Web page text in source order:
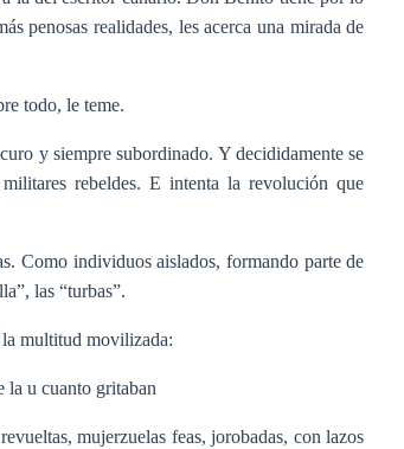
penosas realidades, les acerca una mirada de
todo, le teme.
y siempre subordinado. Y decididamente se
rebeldes. E intenta la revolución que
Como individuos aislados, formando parte de
las “turbas”.
la multitud movilizada:
la u cuanto gritaban
mujerzuelas feas, jorobadas, con lazos